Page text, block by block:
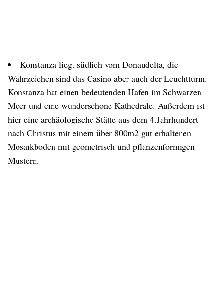
Konstanza liegt südlich vom Donaudelta, die
Wahrzeichen sind das Casino aber auch der Leuchtturm.
Konstanza hat einen bedeutenden Hafen im Schwarzen
Meer und eine wunderschöne Kathedrale. Außerdem ist
hier eine archäologische Stätte aus dem 4.Jahrhundert
nach Christus mit einem über 800m2 gut erhaltenen
Mosaikboden mit geometrisch und pflanzenförmigen
Mustern.